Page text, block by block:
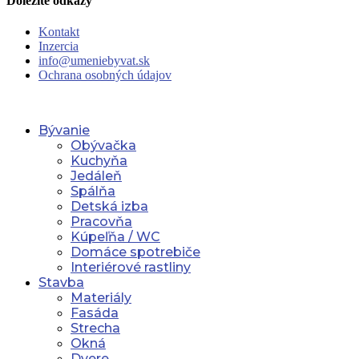
Kontakt
Inzercia
info@umeniebyvat.sk
Ochrana osobných údajov
Bývanie
Obývačka
Kuchyňa
Jedáleň
Spálňa
Detská izba
Pracovňa
Kúpeľňa / WC
Domáce spotrebiče
Interiérové rastliny
Stavba
Materiály
Fasáda
Strecha
Okná